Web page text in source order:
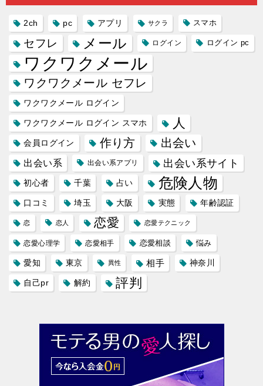
2ch pc アプリ サクラ スマホ
セフレ メール ログイン ログイン pc
ワクワクメール
ワクワクメール セフレ
ワクワクメール ログイン
ワクワクメール ログイン スマホ 人
会員ログイン 作り方 出会い
出会い系 出会い系アプリ 出会い系サイト
初心者 千葉 占い 危険人物
口コミ 埼玉 大阪 実態 年齢認証
恋 恋人 恋愛 恋愛テクニック
恋愛心理学 恋愛相手 恋愛相談 悩み
愛知 東京 異性 相手 神奈川
自己pr 解約 評判